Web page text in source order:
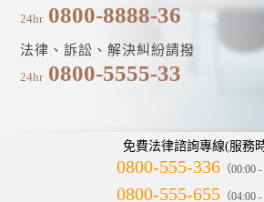
24hr 0800-8888-36
法律、訴訟、解決糾紛請撥
24hr 0800-5555-33
免費法律諮詢專線(服務
0800-555-336 （00:00
0800-555-655 （04:00